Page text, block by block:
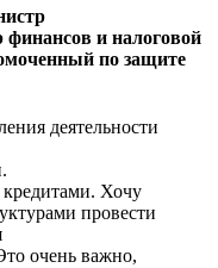
финансов и налоговой
по защите
деятельности
Хочу
провести
очень важно,